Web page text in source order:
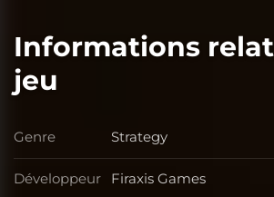
Informations
jeu
Genre Genre
Strategy
Développeur Développeur
Firaxis Games